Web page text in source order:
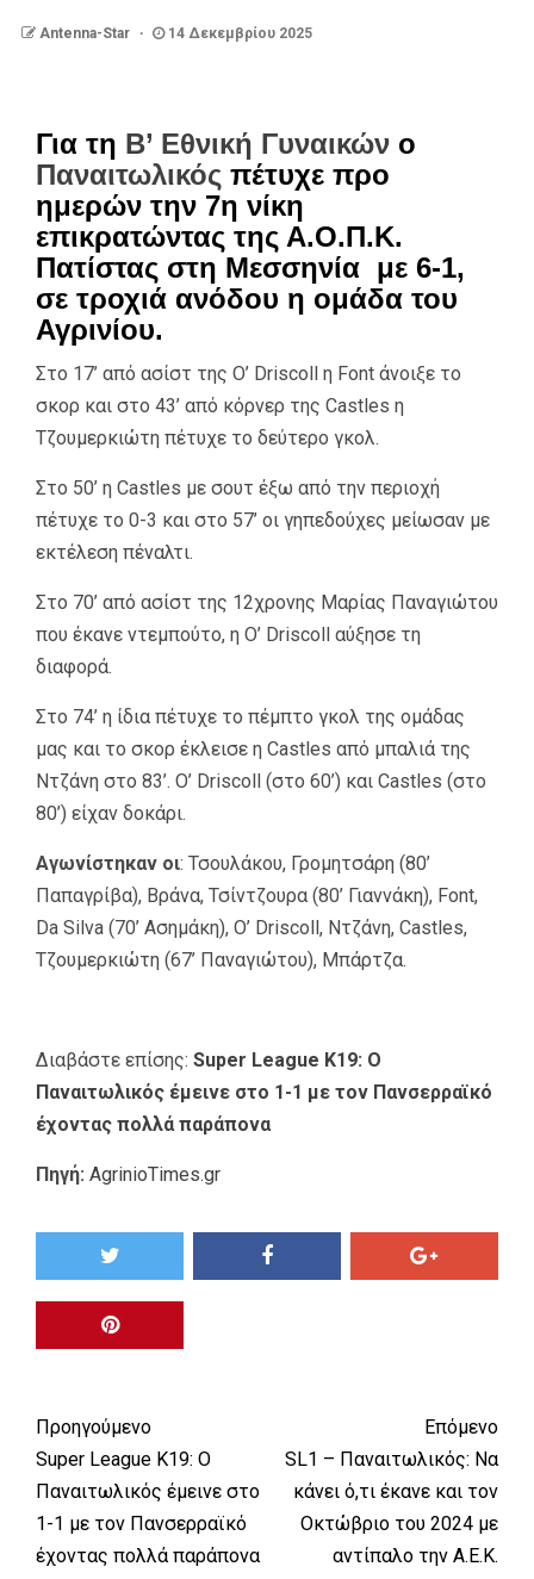
Antenna-Star 14 Δεκεμβρίου 2025
Για τη Β’ Εθνική Γυναικών ο
Παναιτωλικός πέτυχε προ
ημερών την 7η νίκη
επικρατώντας της Α.Ο.Π.Κ.
Πατίστας στη Μεσσηνία με 6-1,
σε τροχιά ανόδου η ομάδα του
Αγρινίου.
Στο 17’ από ασίστ της O’ Driscoll η Font άνοιξε το
σκορ και στο 43’ από κόρνερ της Castles η
Τζουμερκιώτη πέτυχε το δεύτερο γκολ.
Στο 50’ η Castles με σουτ έξω από την περιοχή
πέτυχε το 0-3 και στο 57’ οι γηπεδούχες μείωσαν με
εκτέλεση πέναλτι.
Στο 70’ από ασίστ της 12χρονης Μαρίας Παναγιώτου
που έκανε ντεμπούτο, η O’ Driscoll αύξησε τη
διαφορά.
Στο 74’ η ίδια πέτυχε το πέμπτο γκολ της ομάδας
μας και το σκορ έκλεισε η Castles από μπαλιά της
Ντζάνη στο 83’. O’ Driscoll (στο 60’) και Castles (στο
80’) είχαν δοκάρι.
Αγωνίστηκαν οι: Τσουλάκου, Γρομητσάρη (80’
Παπαγρίβα), Βράνα, Τσίντζουρα (80’ Γιαννάκη), Font,
Da Silva (70’ Ασημάκη), O’ Driscoll, Ντζάνη, Castles,
Τζουμερκιώτη (67’ Παναγιώτου), Μπάρτζα.
Διαβάστε επίσης: Super League K19: Ο
Παναιτωλικός έμεινε στο 1-1 με τον Πανσερραϊκό
έχοντας πολλά παράπονα
Πηγή: AgrinioTimes.gr
Προηγούμενο
Super League K19: Ο
Παναιτωλικός έμεινε στο
1-1 με τον Πανσερραϊκό
έχοντας πολλά παράπονα
Επόμενο
SL1 – Παναιτωλικός: Να
κάνει ό,τι έκανε και τον
Οκτώβριο του 2024 με
αντίπαλο την Α.Ε.Κ.